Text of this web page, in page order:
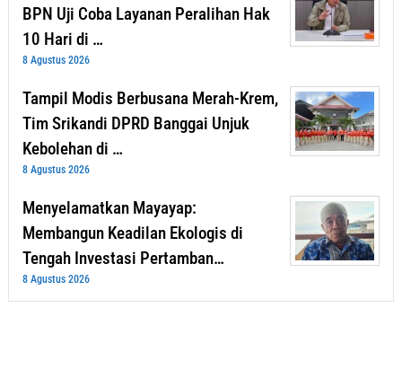
BPN Uji Coba Layanan Peralihan Hak
10 Hari di …
8 Agustus 2026
Tampil Modis Berbusana Merah-Krem,
Tim Srikandi DPRD Banggai Unjuk
Kebolehan di …
8 Agustus 2026
Menyelamatkan Mayayap:
Membangun Keadilan Ekologis di
Tengah Investasi Pertamban…
8 Agustus 2026